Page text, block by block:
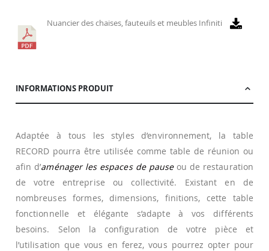
Nuancier des chaises, fauteuils et meubles Infiniti
INFORMATIONS PRODUIT
Adaptée à tous les styles d’environnement, la table
RECORD pourra être utilisée comme table de réunion ou
afin d’aménager les espaces de pauseou de restauration
de votre entreprise ou collectivité. Existant en de
nombreuses formes, dimensions, finitions, cette table
fonctionnelle et élégante s’adapte à vos différents
besoins. Selon la configuration de votre pièce et
l’utilisation que vous en ferez, vous pourrez opter pour